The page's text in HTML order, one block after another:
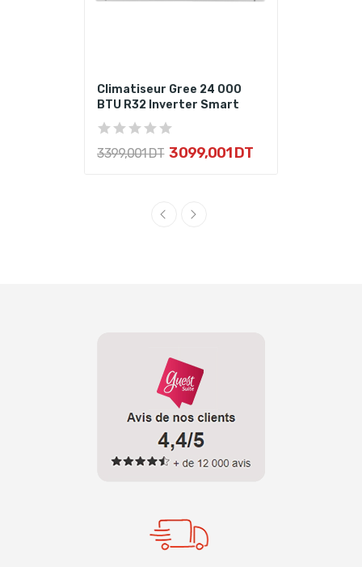
Climatiseur Gree 24 000
BTU R32 Inverter Smart
3 399,001 DT 3 099,001 DT